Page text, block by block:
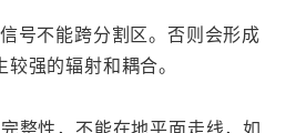
号不能跨分割区。否则会形成
强的辐射和耦合。